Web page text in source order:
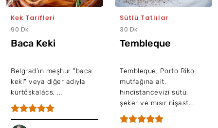
Kek Tarifleri
90 Dk
Baca Keki
Belgrad’ın meşhur "baca
keki" veya diğer adıyla
kürtőskalács, ...
Sütlü Tatlılar
30 Dk
Tembleque
Tembleque, Porto Riko
mutfağına ait,
hindistancevizi sütü,
şeker ve mısır nişast...